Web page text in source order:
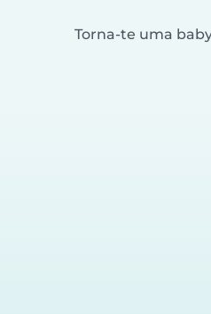
Torna-te uma